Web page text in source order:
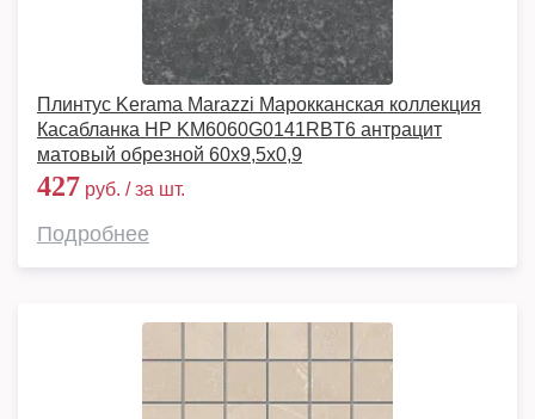
Плинтус Kerama Marazzi Марокканская коллекция
Касабланка HP KM6060G0141RBT6 антрацит
матовый обрезной 60x9,5x0,9
427 руб. / за шт.
Подробнее